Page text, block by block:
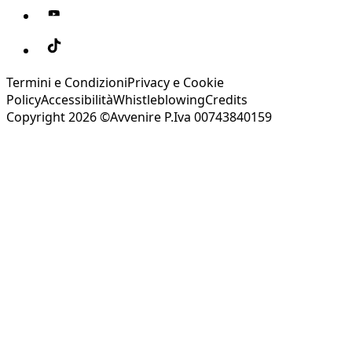
Termini e CondizioniPrivacy e Cookie
PolicyAccessibilitàWhistleblowingCredits
Copyright 2026 ©Avvenire P.Iva 00743840159